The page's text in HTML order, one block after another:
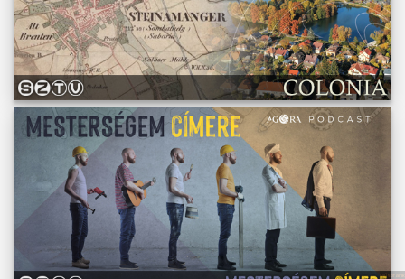
Műsoraink